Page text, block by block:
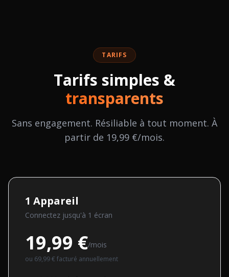
TARIFS
Tarifs simples &
transparents
Sans engagement. Résiliable à tout moment. À
partir de 19,99 €/mois.
1 Appareil
Connectez jusqu'à 1 écran
19,99 €/mois
ou 69,99 € facturé annuellement